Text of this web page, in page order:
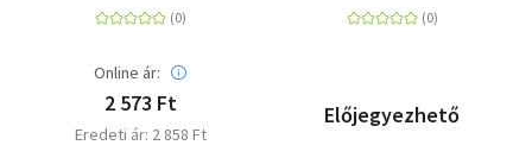
Online ár:
2 573 Ft
Eredeti ár: 2 858 Ft
Előjegyezhető